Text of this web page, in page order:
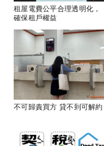
租屋電費公平合理透明化，
確保租戶權益
不可歸責買方 貸不到可解約